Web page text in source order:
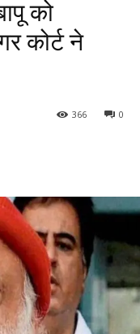
को
कोर्ट ने
0
366